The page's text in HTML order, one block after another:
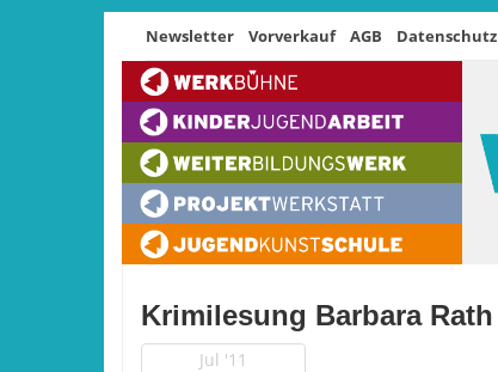
Newsletter Vorverkauf AGB Datenschutz
Krimilesung Barbara Rath
Jul '11